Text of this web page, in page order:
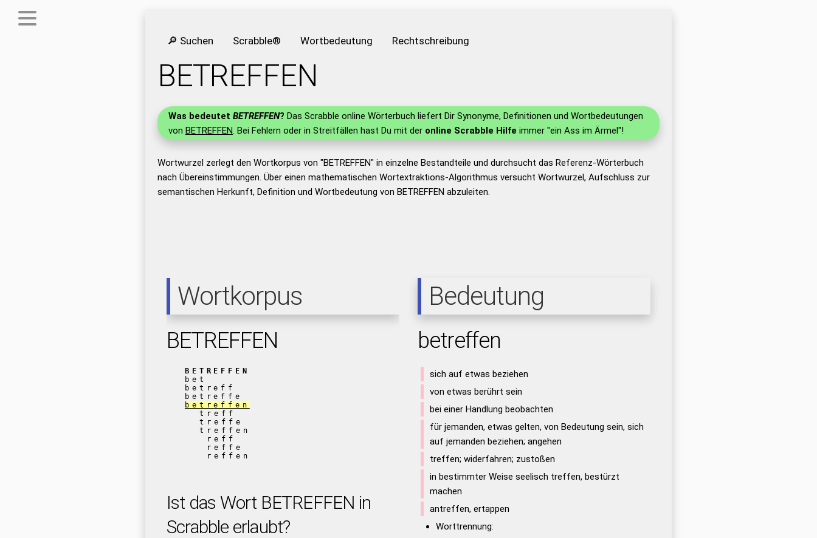
🔎 Suchen Scrabble® Wortbedeutung Rechtschreibung
BETREFFEN
Was bedeutet BETREFFEN? Das Scrabble online Wörterbuch liefert Dir Synonyme, Definitionen und Wortbedeutungen
von BETREFFEN. Bei Fehlern oder in Streitfällen hast Du mit der online Scrabble Hilfe immer "ein Ass im Ärmel"!
Wortwurzel zerlegt den Wortkorpus von "BETREFFEN" in einzelne Bestandteile und durchsucht das Referenz-Wörterbuch
nach Übereinstimmungen. Über einen mathematischen Wortextraktions-Algorithmus versucht Wortwurzel, Aufschluss zur
semantischen Herkunft, Definition und Wortbedeutung von BETREFFEN abzuleiten.
Wortkorpus
BETREFFEN
BETREFFEN
bet
betreff
betreffe
betreffen
treff
treffe
treffen
reff
reffe
reffen
Ist das Wort BETREFFEN in
Scrabble erlaubt?
Bedeutung
betreffen
sich auf etwas beziehen
von etwas berührt sein
bei einer Handlung beobachten
für jemanden, etwas gelten, von Bedeutung sein, sich
auf jemanden beziehen; angehen
treffen; widerfahren; zustoßen
in bestimmter Weise seelisch treffen, bestürzt
machen
antreffen, ertappen
Worttrennung: